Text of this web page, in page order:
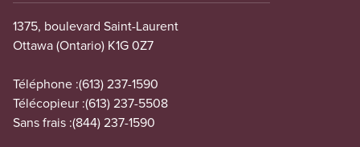
1375, boulevard Saint-Laurent
Ottawa (Ontario) K1G 0Z7
Téléphone :(613) 237-1590
Télécopieur :(613) 237-5508
Sans frais :(844) 237-1590